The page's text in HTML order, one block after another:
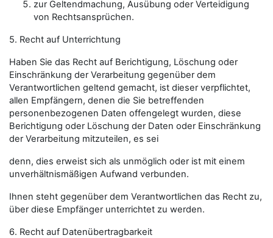
zur Geltendmachung, Ausübung oder Verteidigung
von Rechtsansprüchen.
5. Recht auf Unterrichtung
Haben Sie das Recht auf Berichtigung, Löschung oder
Einschränkung der Verarbeitung gegenüber dem
Verantwortlichen geltend gemacht, ist dieser verpflichtet,
allen Empfängern, denen die Sie betreffenden
personenbezogenen Daten offengelegt wurden, diese
Berichtigung oder Löschung der Daten oder Einschränkung
der Verarbeitung mitzuteilen, es sei
denn, dies erweist sich als unmöglich oder ist mit einem
unverhältnismäßigen Aufwand verbunden.
Ihnen steht gegenüber dem Verantwortlichen das Recht zu,
über diese Empfänger unterrichtet zu werden.
6. Recht auf Datenübertragbarkeit